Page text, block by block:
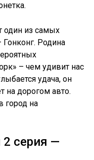
один из самых
Гонконг. Родина
– чем удивит нас
удача, он
на дорогом авто.
город на
серия —